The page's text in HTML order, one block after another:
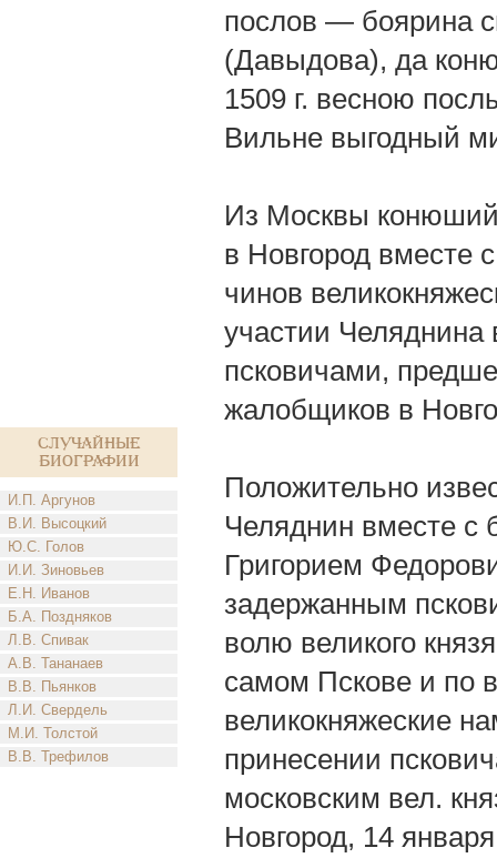
Случайные
биографии
И.П. Аргунов
В.И. Высоцкий
Ю.С. Голов
И.И. Зиновьев
Е.Н. Иванов
Б.А. Поздняков
Л.В. Спивак
А.В. Тананаев
В.В. Пьянков
Л.И. Свердель
М.И. Толстой
В.В. Трефилов
послов — боярина
(Давыдова), да
1509 г. весною
Вильне выгодный
Из Москвы конюший
в Новгород вместе
чинов
участии Челяднина
псковичами,
жалобщиков в
Положительно
Челяднин вместе с
Григорием
задержанным
волю великого
самом Пскове и по
великокняжеские
принесении
московским вел.
Новгород, 14